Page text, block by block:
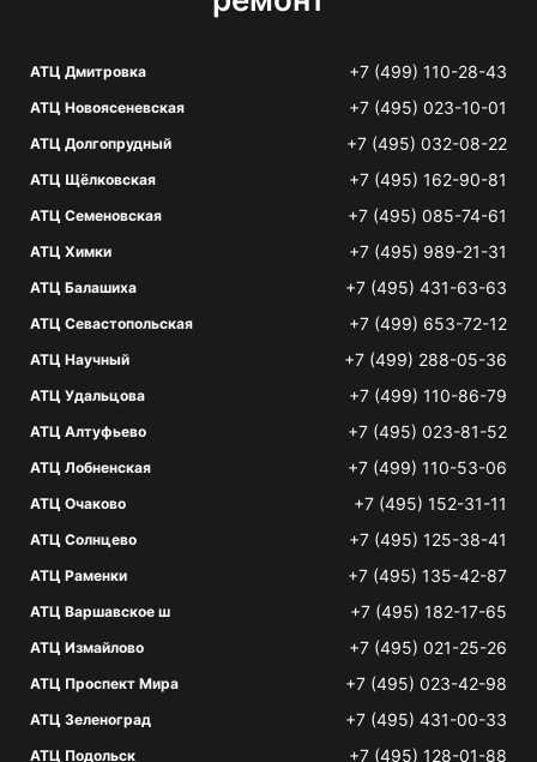
АТЦ Дмитровка +7 (499) 110-28-43
АТЦ Новоясеневская +7 (495) 023-10-01
АТЦ Долгопрудный +7 (495) 032-08-22
АТЦ Щёлковская +7 (495) 162-90-81
АТЦ Семеновская +7 (495) 085-74-61
АТЦ Химки +7 (495) 989-21-31
АТЦ Балашиха +7 (495) 431-63-63
АТЦ Севастопольская +7 (499) 653-72-12
АТЦ Научный +7 (499) 288-05-36
АТЦ Удальцова +7 (499) 110-86-79
АТЦ Алтуфьево +7 (495) 023-81-52
АТЦ Лобненская +7 (499) 110-53-06
АТЦ Очаково +7 (495) 152-31-11
АТЦ Солнцево +7 (495) 125-38-41
АТЦ Раменки +7 (495) 135-42-87
АТЦ Варшавское ш +7 (495) 182-17-65
АТЦ Измайлово +7 (495) 021-25-26
АТЦ Проспект Мира +7 (495) 023-42-98
АТЦ Зеленоград +7 (495) 431-00-33
АТЦ Подольск +7 (495) 128-01-88